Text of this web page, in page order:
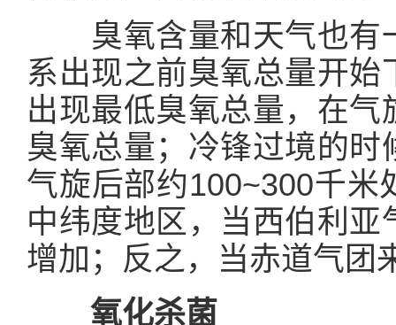
臭氧含量和天气也有
系出现之前臭氧总量开
出现最低臭氧总量，在
臭氧总量；冷锋过境的
气旋后部约100~300千米
中纬度地区，当西伯利
增加；反之，当赤道气团
氧化杀菌